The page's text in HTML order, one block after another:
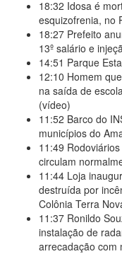
18:32 Idosa é
esquizofrenia, no
18:27 Prefeito
13º salário e
14:51 Parque
12:10 Homem
na saída de
(vídeo)
11:52 Barco do
municípios do
11:49
circulam
11:44 Loja
destruída por
Colônia Terra
11:37 Ronildo
instalação de
arrecadação com